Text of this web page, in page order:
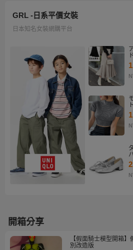
GRL -日系平價女裝
日本知名女裝網購平台
開箱分享
【假面騎士模型開箱
別改造版